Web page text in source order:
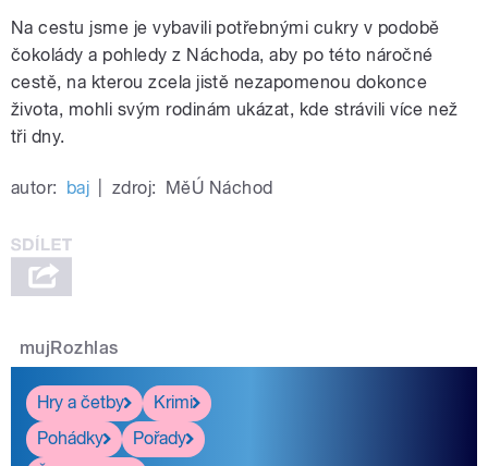
Na cestu jsme je vybavili potřebnými cukry v podobě
čokolády a pohledy z Náchoda, aby po této náročné
cestě, na kterou zcela jistě nezapomenou dokonce
života, mohli svým rodinám ukázat, kde strávili více než
tři dny.
autor: baj zdroj: MěÚ Náchod
mujRozhlas
Hry a četby
Krimi
Pohádky
Pořady